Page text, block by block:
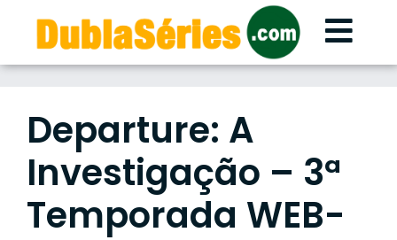
content
Departure: A
Investigação – 3ª
Temporada WEB-